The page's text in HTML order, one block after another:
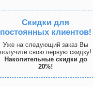
Скидки для
постоянных клиентов!
Уже на следующий заказ Вы
получите свою первую скидку!
Накопительные скидки до
20%!